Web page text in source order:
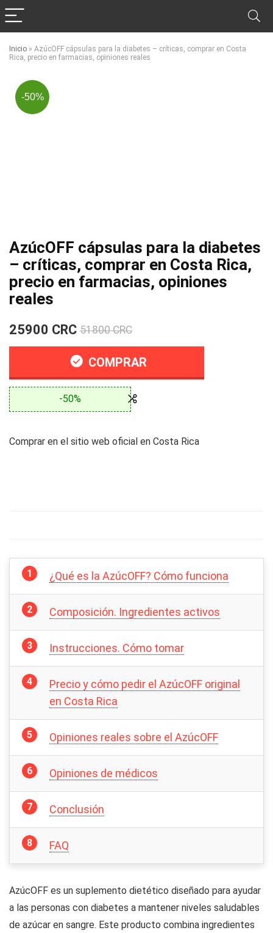
Inicio » AzúcOFF cápsulas para la diabetes – críticas, comprar en Costa
Rica, precio en farmacias, opiniones reales
-50%
AzúcOFF cápsulas para la diabetes
– críticas, comprar en Costa Rica,
precio en farmacias, opiniones
reales
25900 CRC 51800 CRC
COMPRAR
-50%
Comprar en el sitio web oficial en Costa Rica
¿Qué es la AzúcOFF? Cómo funciona
Composición. Ingredientes activos
Instrucciones. Cómo tomar
Precio y cómo pedir el AzúcOFF original
en Costa Rica
Opiniones reales sobre el AzúcOFF
Opiniones de médicos
Conclusión
FAQ
AzúcOFF es un suplemento dietético diseñado para ayudar
a las personas con diabetes a mantener niveles saludables
de azúcar en sangre. Este producto combina ingredientes